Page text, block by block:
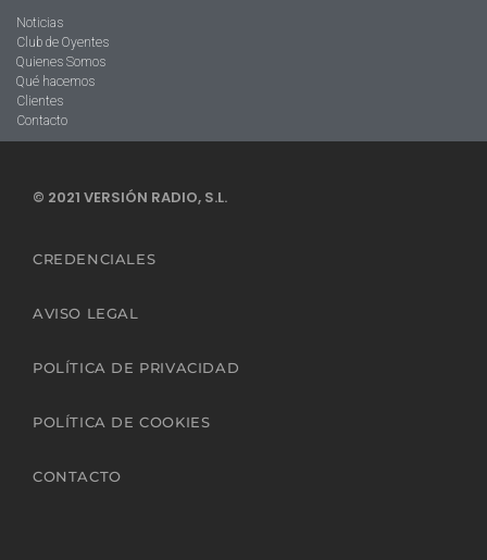
Noticias
Club de Oyentes
Quienes Somos
Qué hacemos
Clientes
Contacto
© 2021 VERSIÓN RADIO, S.L.
CREDENCIALES
AVISO LEGAL
POLÍTICA DE PRIVACIDAD
POLÍTICA DE COOKIES
CONTACTO